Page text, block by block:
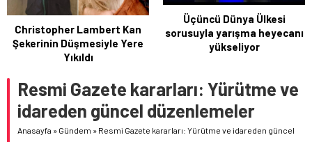
55,1881
Üçüncü Dünya Ülkesi
sorusuyla yarışma heyecanı
yükseliyor
Kadınların Halay
Buluşmasıyla Sivas’ta Büyük
Coşku
Resmi Gazete kararları: Yürütme ve
idareden güncel düzenlemeler
Anasayfa » Gündem » Resmi Gazete kararları: Yürütme ve idareden güncel